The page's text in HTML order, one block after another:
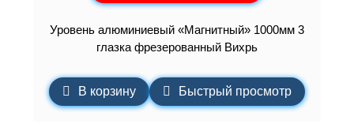
Уровень алюминиевый «Магнитный» 1000мм 3
глазка фрезерованный Вихрь
В корзину Быстрый просмотр